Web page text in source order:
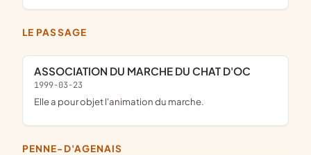
LE PASSAGE
ASSOCIATION DU MARCHE DU CHAT D'OC
1999-03-23
elle a pour objet l'animation du marche.
PENNE-D'AGENAIS